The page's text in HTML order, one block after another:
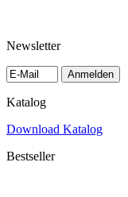
Newsletter
Anmelden
Katalog
Download Katalog
Bestseller